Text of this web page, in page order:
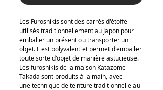
Les Furoshikis sont des carrés d'étoffe
utilisés traditionnellement au Japon pour
emballer un présent ou transporter un
objet. Il est polyvalent et permet d'emballer
toute sorte d'objet de manière astucieuse.
Les furoshikis de la maison Katazome
Takada sont produits à la main, avec
une technique de teinture traditionnelle au